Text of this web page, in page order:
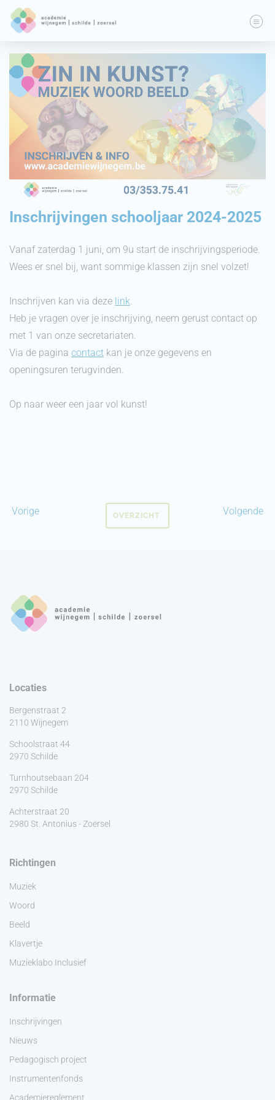
Inschrijvingen schooljaar 2024-2025
Vanaf zaterdag 1 juni, om 9u start de inschrijvingsperiode.
Wees er snel bij, want sommige klassen zijn snel volzet!
Inschrijven kan via deze link.
Heb je vragen over je inschrijving, neem gerust contact op
met 1 van onze secretariaten.
Via de pagina contact kan je onze gegevens en
openingsuren terugvinden.
Op naar weer een jaar vol kunst!
Vorige Volgende
OVERZICHT
Locaties
Bergenstraat 2
2110 Wijnegem
Schoolstraat 44
2970 Schilde
Turnhoutsebaan 204
2970 Schilde
Achterstraat 20
2980 St. Antonius - Zoersel
Richtingen
Muziek
Woord
Beeld
Klavertje
Muzieklabo Inclusief
Informatie
Inschrijvingen
Nieuws
Pedagogisch project
Instrumentenfonds
Academiereglement